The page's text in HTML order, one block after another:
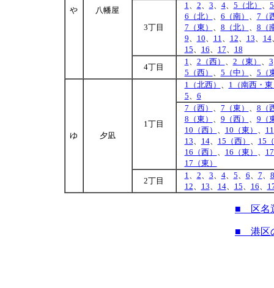
や 八幡屋
3丁目
1、 2、 3、 4、 5（北） 、
6（北） 、 6（南） 、 7（
7（東） 、 8（北） 、 8（
9、 10、 11、 12、 13、 14
15、 16、 17、 18
4丁目
1、 2（西） 、 2（東） 、 3
5（西） 、 5（中） 、 5（
ゆ 夕凪
1丁目
1（北西） 、 1（南西・
5、 6
7（西） 、 7（東） 、 8（
8（東） 、 9（西） 、 9（
10（西） 、 10（東） 、 11
13、 14、 15（西） 、 15
16（西） 、 16（東） 、
17（東）
2丁目
1、 2、 3、 4、 5、 6、 7、 8
12、 13、 14、 15、 16、
■ 区名
■ 港区